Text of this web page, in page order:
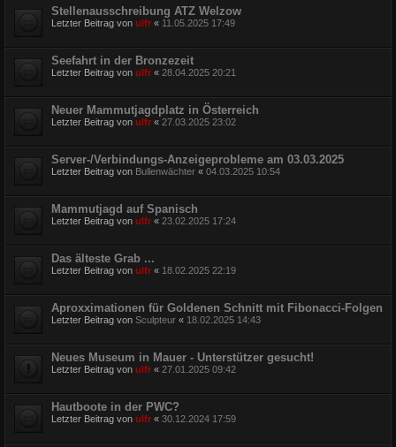
Stellenausschreibung ATZ Welzow
Letzter Beitrag von ulfr « 11.05.2025 17:49
Seefahrt in der Bronzezeit
Letzter Beitrag von ulfr « 28.04.2025 20:21
Neuer Mammutjagdplatz in Österreich
Letzter Beitrag von ulfr « 27.03.2025 23:02
Server-/Verbindungs-Anzeigeprobleme am 03.03.2025
Letzter Beitrag von Bullenwächter « 04.03.2025 10:54
Mammutjagd auf Spanisch
Letzter Beitrag von ulfr « 23.02.2025 17:24
Das älteste Grab ...
Letzter Beitrag von ulfr « 18.02.2025 22:19
Aproxximationen für Goldenen Schnitt mit Fibonacci-Folgen
Letzter Beitrag von Sculpteur « 18.02.2025 14:43
Neues Museum in Mauer - Unterstützer gesucht!
Letzter Beitrag von ulfr « 27.01.2025 09:42
Hautboote in der PWC?
Letzter Beitrag von ulfr « 30.12.2024 17:59